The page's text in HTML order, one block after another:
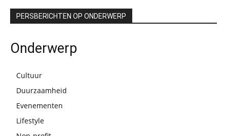
PERSBERICHTEN OP ONDERWERP
Onderwerp
Cultuur
Duurzaamheid
Evenementen
Lifestyle